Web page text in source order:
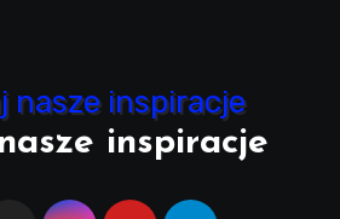
inspiracje